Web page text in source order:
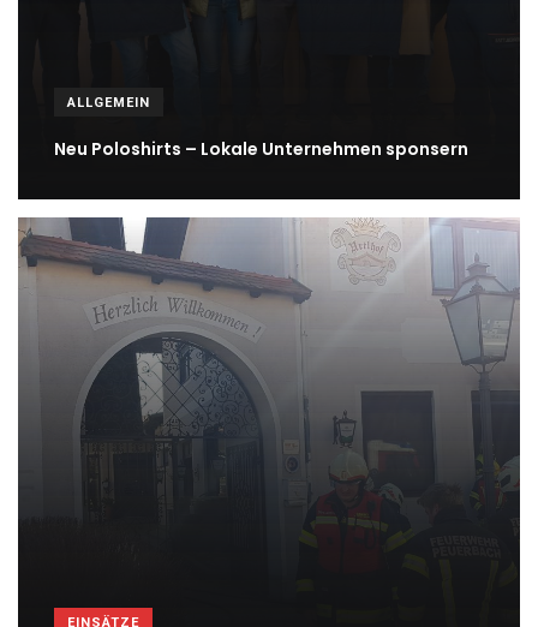
ALLGEMEIN
Neu Poloshirts – Lokale Unternehmen sponsern
EINSÄTZE